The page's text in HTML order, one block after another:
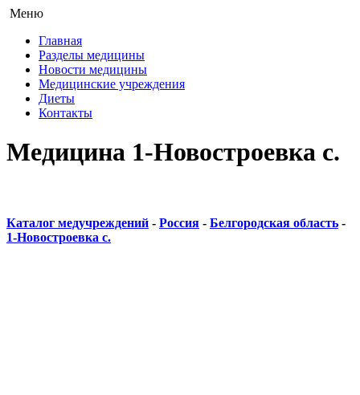
Меню
Главная
Разделы медицины
Новости медицины
Медицинские учреждения
Диеты
Контакты
Медицина 1-Новостроевка с.
Каталог медучреждений - Россия - Белгородская область -
1-Новостроевка с.